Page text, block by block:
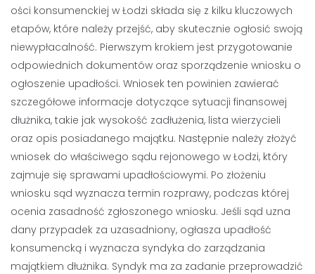
ości konsumenckiej w Łodzi składa się z kilku kluczowych
etapów, które należy przejść, aby skutecznie ogłosić swoją
niewypłacalność. Pierwszym krokiem jest przygotowanie
odpowiednich dokumentów oraz sporządzenie wniosku o
ogłoszenie upadłości. Wniosek ten powinien zawierać
szczegółowe informacje dotyczące sytuacji finansowej
dłużnika, takie jak wysokość zadłużenia, lista wierzycieli
oraz opis posiadanego majątku. Następnie należy złożyć
wniosek do właściwego sądu rejonowego w Łodzi, który
zajmuje się sprawami upadłościowymi. Po złożeniu
wniosku sąd wyznacza termin rozprawy, podczas której
ocenia zasadność zgłoszonego wniosku. Jeśli sąd uzna
dany przypadek za uzasadniony, ogłasza upadłość
konsumencką i wyznacza syndyka do zarządzania
majątkiem dłużnika. Syndyk ma za zadanie przeprowadzić